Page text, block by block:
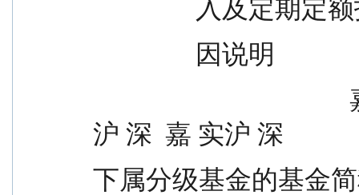
                因说明
沪 深  嘉 实沪 深
下属分级基金的基金简